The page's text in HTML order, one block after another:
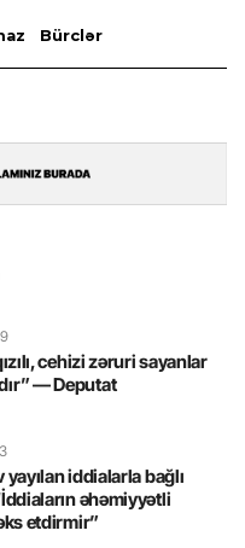
cehizi zəruri sayanlar
— Deputat
iddialarla bağlı
əhəmiyyətli
etdirmir”